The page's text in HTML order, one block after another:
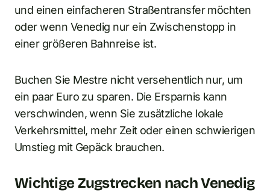
und einen einfacheren Straßentransfer möchten
oder wenn Venedig nur ein Zwischenstopp in
einer größeren Bahnreise ist.
Buchen Sie Mestre nicht versehentlich nur, um
ein paar Euro zu sparen. Die Ersparnis kann
verschwinden, wenn Sie zusätzliche lokale
Verkehrsmittel, mehr Zeit oder einen schwierigen
Umstieg mit Gepäck brauchen.
Wichtige Zugstrecken nach Venedig